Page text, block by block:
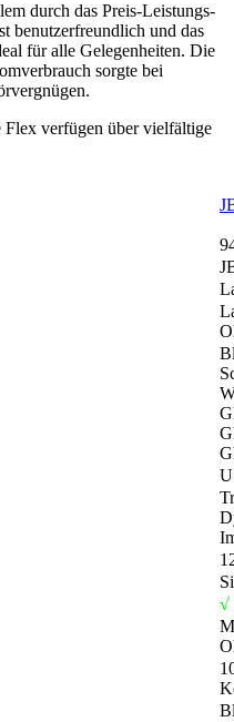
durch das Preis-Leistungs-
benutzerfreundlich und das
für alle Gelegenheiten. Die
sorgte bei
verfügen über vielfältige
√